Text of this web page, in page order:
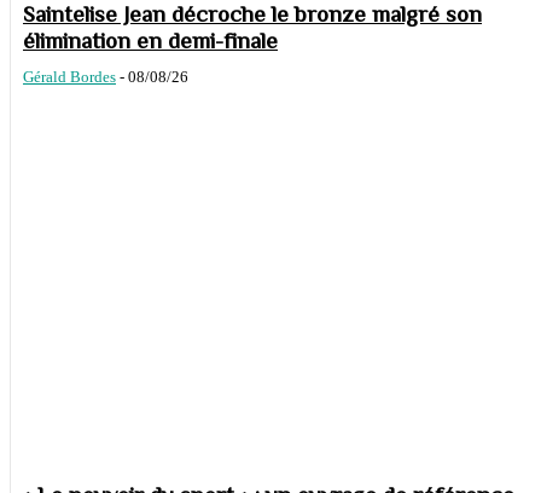
Saintelise Jean décroche le bronze malgré son
élimination en demi-finale
Gérald Bordes - 08/08/26